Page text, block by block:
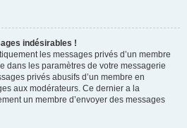
indésirables !
les messages privés d’un membre
dans les paramètres de votre messagerie
privés abusifs d’un membre en
aux modérateurs. Ce dernier a la
un membre d’envoyer des messages